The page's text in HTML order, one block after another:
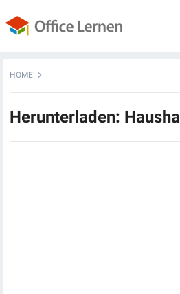
HOME
Herunterladen: